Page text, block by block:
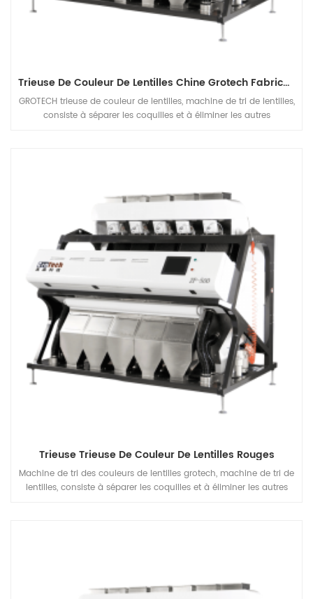
Trieuse De Couleur De Lentilles Chine Grotech Fabricant
GROTECH trieuse de couleur de lentilles, machine de tri de lentilles,
consiste à séparer les coquilles et à éliminer les autres
Trieuse Trieuse De Couleur De Lentilles Rouges
Machine de tri des couleurs de lentilles grotech, machine de tri de
lentilles, consiste à séparer les coquilles et à éliminer les autres